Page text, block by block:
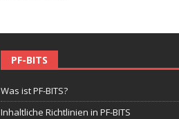
PF-BITS
Was ist PF-BITS?
Inhaltliche Richtlinien in PF-BITS